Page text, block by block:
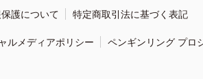
護について 特定商取引法に基づく表記
ルメディアポリシー ペンギンリング プロ